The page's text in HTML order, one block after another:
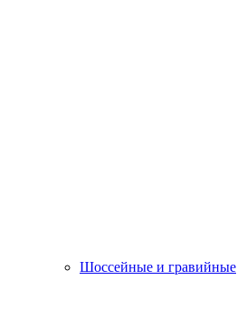
Шоссейные и гравийные